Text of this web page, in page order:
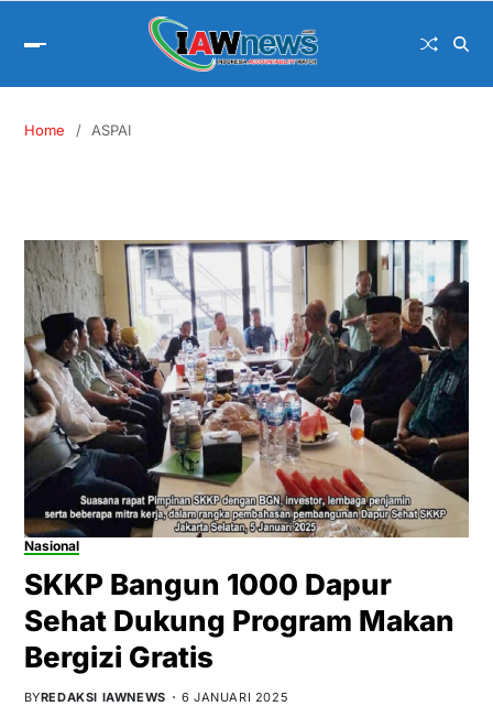
Home ASPAI
Nasional
SKKP Bangun 1000 Dapur
Sehat Dukung Program Makan
Bergizi Gratis
BYREDAKSI IAWNEWS 6 JANUARI 2025